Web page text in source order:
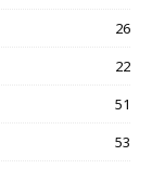
26
22
51
53